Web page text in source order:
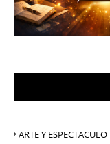
ARTE Y ESPECTACULO